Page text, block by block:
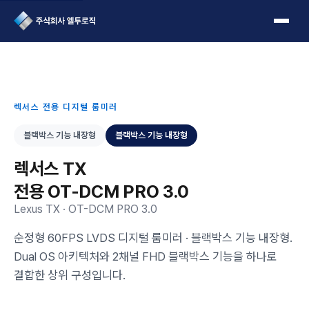
L2Logic 1onetake
렉서스 전용 디지털 룸미러
블랙박스 기능 내장형 블랙박스 기능 내장형
렉서스 TX
전용 OT-DCM PRO 3.0
Lexus TX · OT-DCM PRO 3.0
순정형 60FPS LVDS 디지털 룸미러 · 블랙박스 기능 내장형.
Dual OS 아키텍처와 2채널 FHD 블랙박스 기능을 하나로
결합한 상위 구성입니다.